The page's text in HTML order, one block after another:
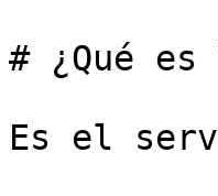
# ¿Qué es
Es el